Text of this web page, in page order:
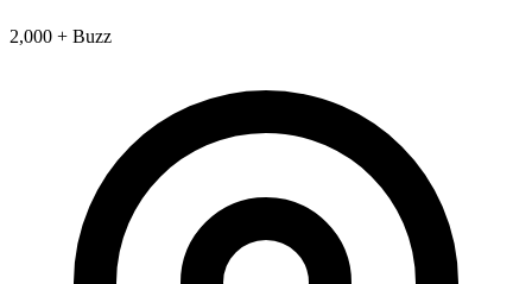
2,000 + Buzz